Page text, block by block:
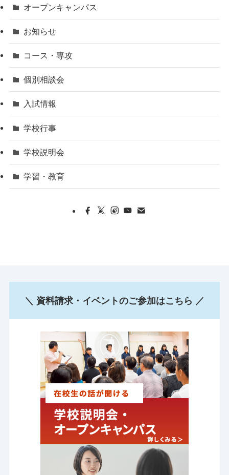
オープンキャンパス
お知らせ
コース・専攻
個別相談会
入試情報
学校行事
学校説明会
学習・教育
＼ 資料請求・イベントのご参加はこちら ／